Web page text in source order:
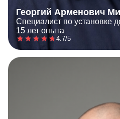
Георгий Арменович
Специалист по установке
15 лет опыта
4.7/5